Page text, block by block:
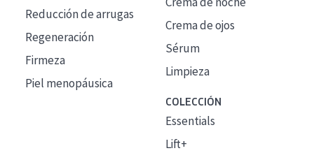
Reducción de arrugas
Regeneración
Firmeza
Piel menopáusica
Crema de ojos
Sérum
Limpieza
COLECCIÓN
Essentials
Lift+